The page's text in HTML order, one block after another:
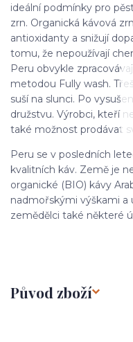
ideální podmínky pro
zrn. Organická kávová
antioxidanty a snižují
tomu, že nepoužívají
Peru obvykle
metodou Fully wash.
suší na slunci. Po
družstvu. Výrobci, kteří
také možnost prodávat
Peru se v posledních
kvalitních káv. Země je
organické (BIO) kávy
nadmořskými výškami a
zemědělci také některé
Původ zboží